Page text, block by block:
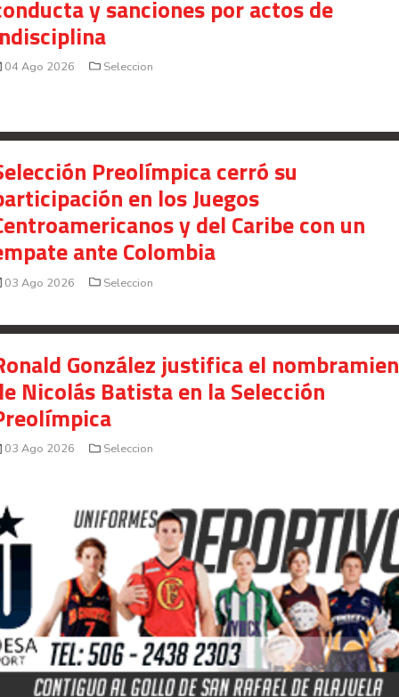
y sanciones por actos de
04 Ago 2026 Seleccion
Preolímpica cerró su
en los Juegos
y del Caribe con un
ante Colombia
03 Ago 2026 Seleccion
González justifica el
Nicolás Batista en la Selección
03 Ago 2026 Seleccion